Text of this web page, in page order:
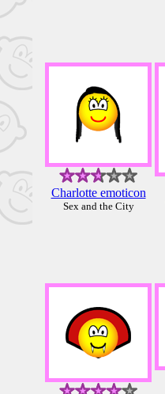
Charlotte emoticon
Sex and the City